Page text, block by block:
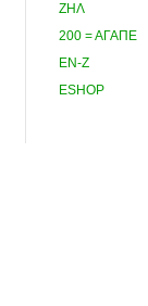
ΖΗΛ
200 = ΑΓΑΠΕ
ΕΝ-Ζ
ESHOP